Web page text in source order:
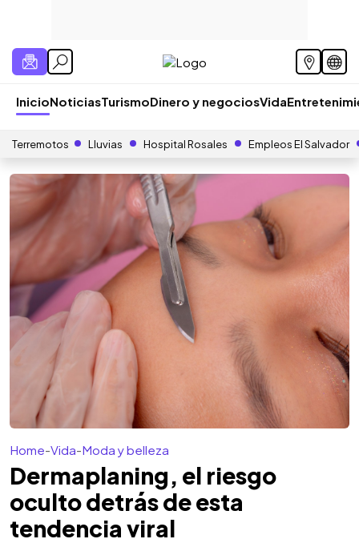
InicioNoticiasTurismoDinero y negociosVida
Terremotos Lluvias Hospital Rosales Empleos El Salvador
Home-Vida-Moda y belleza
Dermaplaning, el riesgo
oculto detrás de esta
tendencia viral